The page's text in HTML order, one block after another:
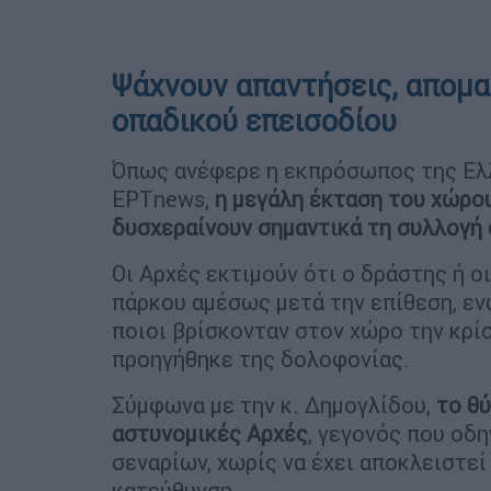
Ψάχνουν απαντήσεις,
οπαδικού επεισοδίου
Όπως ανέφερε η εκπρόσωπος της
EΡΤnews, η μεγάλη έκταση του
δυσχεραίνουν σημαντικά τη συλλογή
Οι Αρχές εκτιμούν ότι ο δράστης ή
πάρκου αμέσως μετά την επίθεση,
ποιοι βρίσκονταν στον χώρο την
προηγήθηκε της δολοφονίας.
Σύμφωνα με την κ. Δημογλίδου, το
αστυνομικές Αρχές, γεγονός που
σεναρίων, χωρίς να έχει